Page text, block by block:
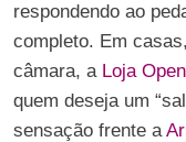
respondendo ao
completo. Em
câmara, a Loja
quem deseja um
sensação frente a